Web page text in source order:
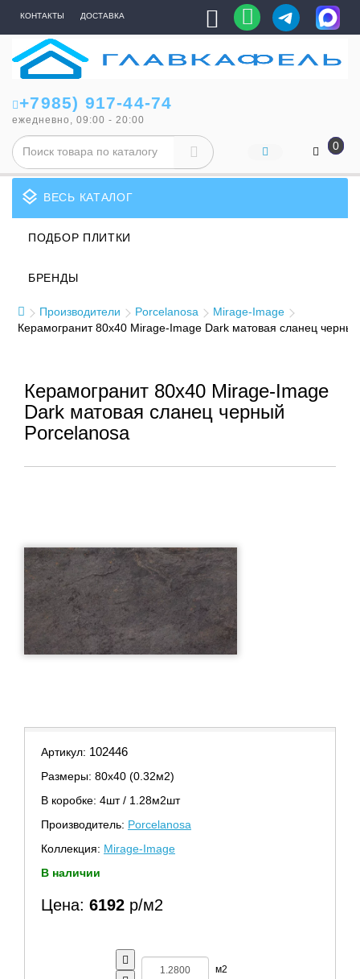
КОНТАКТЫ ДОСТАВКА
+7985) 917-44-74
ежедневно, 09:00 - 20:00
0
layers ВЕСЬ КАТАЛОГ
ПОДБОР ПЛИТКИ
БРЕНДЫ
Производители Porcelanosa
Mirage-Image
Керамогранит 80x40 Mirage-Image Dark матовая сланец
Керамогранит 80x40 Mirage-Image
Dark матовая сланец черный
Porcelanosa
Артикул: 102446
Размеры: 80х40 (0.32м2)
В коробке: 4шт / 1.28м2шт
Производитель: Porcelanosa
Коллекция: Mirage-Image
В наличии
Цена: 6192 р/м2
м2